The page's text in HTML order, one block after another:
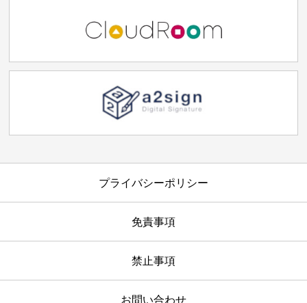
プライバシーポリシー
免責事項
禁止事項
お問い合わせ